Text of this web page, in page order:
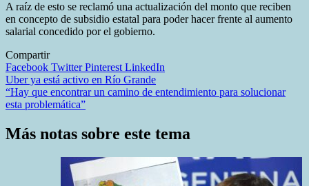
A raíz de esto se reclamó una actualización del monto que reciben
en concepto de subsidio estatal para poder hacer frente al aumento
salarial concedido por el gobierno.
Compartir
Facebook TwitterPinterest LinkedIn
Navegación
de
Uber ya está activo en Río Grande
“Hay que encontrar un camino de entendimiento para solucionar
esta problemática”
Más notas sobre este tema